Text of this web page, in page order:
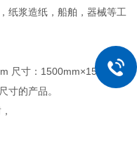
纸浆造纸，船舶，器械等工
尺寸：1500mm×1500mm
寸的产品。